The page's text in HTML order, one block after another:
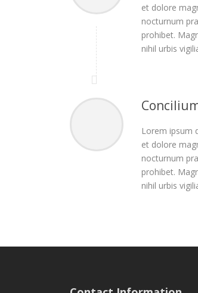
et dolore
nocturnum
prohibet.
nihil urbis
Lorem ipsum
et dolore
nocturnum
prohibet.
nihil urbis